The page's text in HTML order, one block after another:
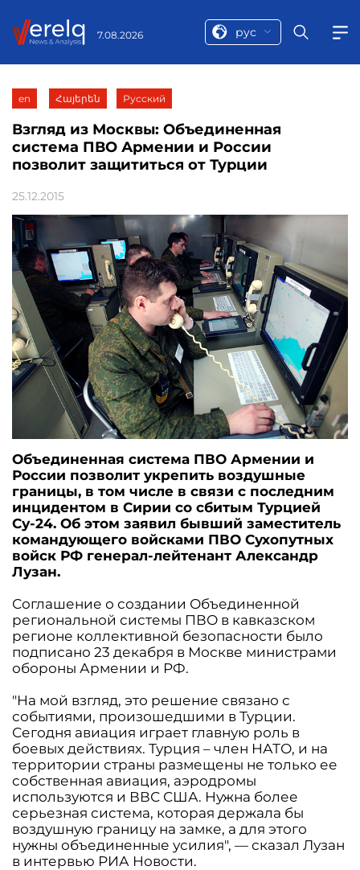
7.08.2026 рус
en Հայերեն Русский
Взгляд из Москвы: Объединенная
система ПВО Армении и России
позволит защититься от Турции
25.12.2015
Объединенная система ПВО Армении и
России позволит укрепить воздушные
границы, в том числе в связи с последним
инцидентом в Сирии со сбитым Турцией
Су-24. Об этом заявил бывший заместитель
командующего войсками ПВО Сухопутных
войск РФ генерал-лейтенант Александр
Лузан.
Соглашение о создании Объединенной
региональной системы ПВО в кавказском
регионе коллективной безопасности было
подписано 23 декабря в Москве министрами
обороны Армении и РФ.
"На мой взгляд, это решение связано с
событиями, произошедшими в Турции.
Сегодня авиация играет главную роль в
боевых действиях. Турция – член НАТО, и на
территории страны размещены не только ее
собственная авиация, аэродромы
используются и ВВС США. Нужна более
серьезная система, которая держала бы
воздушную границу на замке, а для этого
нужны объединенные усилия", — сказал Лузан
в интервью РИА Новости.